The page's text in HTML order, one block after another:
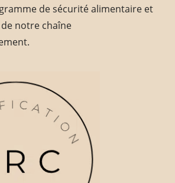
de sécurité alimentaire et
notre chaîne